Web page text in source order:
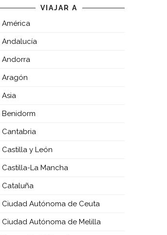
VIAJAR A
América
Andalucía
Andorra
Aragón
Asia
Benidorm
Cantabria
Castilla y León
Castilla-La Mancha
Cataluña
Ciudad Autónoma de Ceuta
Ciudad Autónoma de Melilla